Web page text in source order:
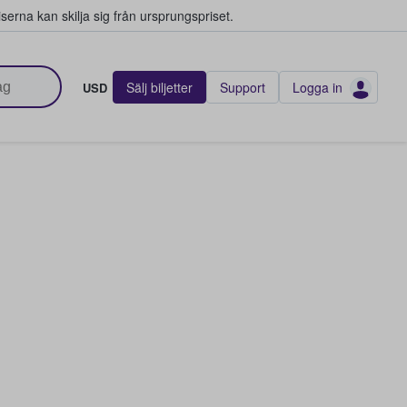
kan skilja sig från ursprungspriset.
USD Sälj biljetter Support Logga in